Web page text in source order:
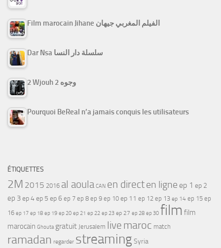
Film marocain Jihane الفيلم المغربي جيهان
Dar Nsa سلسلة دار النسا
2 Wjouh 2 وجوه
Pourquoi BeReal n’a jamais conquis les utilisateurs
ÉTIQUETTES
2M 2015 2016 al aoula CAN en directen ligne ep 1 ep 2
ep 3ep 4ep 5 ep 6 ep 7 ep 8 ep 9 ep 10 ep 11 ep 12 ep 13 ep 14 ep 15 ep
16 ep 17 ep 18 ep 19 ep 20 ep 21 ep 22 ep 23 ep 27 ep 28 ep 30 film film
marocain Ghouta gratuit Jerusalem live maroc match
ramadan regarder streamingSyria